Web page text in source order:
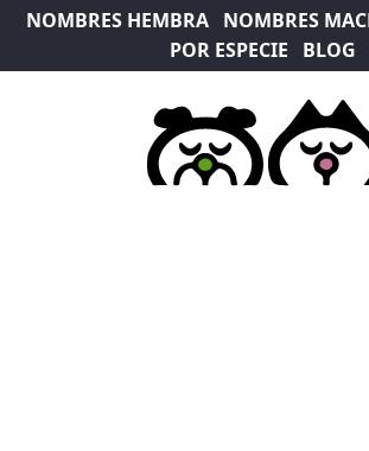
NOMBRES HEMBRA NOMBRES
POR ESPECIE
BLOG